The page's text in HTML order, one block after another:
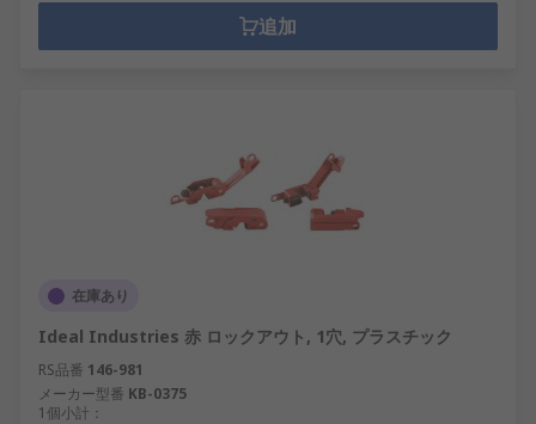
追加
在庫あり
Ideal Industries 赤 ロックアウト, 1穴, プラスチック
RS品番 146-981
メーカー型番 KB-0375
1個小計：